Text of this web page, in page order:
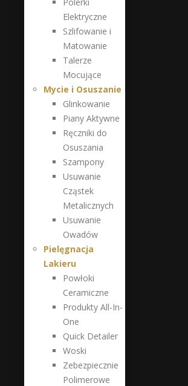
Elektryczne
Szlifowanie i
Matowanie
Talerze
Mocujące
Mycie i Osuszanie
Glinkowanie
Piany Aktywne
Ręczniki do
Osuszania
Szampony
Usuwanie
Cząstek
Metalicznych
Usuwanie
Owadów
Pielęgnacja
Lakieru
Powłoki
Ceramiczne
Produkty All-In-
One
Quick Detailer
Woski
Zebezpiecznie
Polimerowe